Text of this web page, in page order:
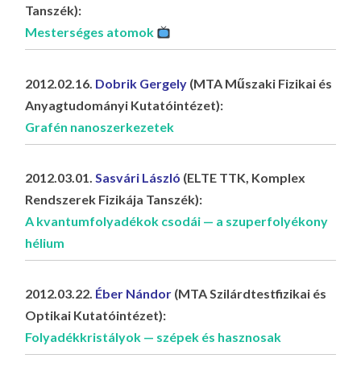
Tanszék):
Mesterséges atomok
2012.02.16. Dobrik Gergely (MTA Műszaki Fizikai és
Anyagtudományi Kutatóintézet):
Grafén nanoszerkezetek
2012.03.01. Sasvári László (ELTE TTK, Komplex
Rendszerek Fizikája Tanszék):
A kvantumfolyadékok csodái — a szuperfolyékony
hélium
2012.03.22. Éber Nándor (MTA Szilárdtestfizikai és
Optikai Kutatóintézet):
Folyadékkristályok — szépek és hasznosak